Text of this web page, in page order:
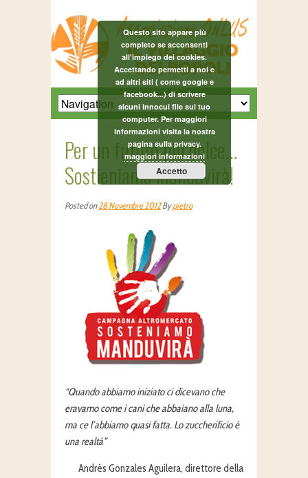
Per un futuro più dolce…
Sostieniamo Manduvirà!
Posted on28 Novembre 2012Bypietro
“Quando abbiamo iniziato ci dicevano che
eravamo come i cani che abbaiano alla luna,
ma ce l’abbiamo quasi fatta. Lo zuccherificio è
una realtà”
Andrès Gonzales Aguilera, direttore della
Questo sito appare più
completo se acconsenti
all'impiego dei cookies.
Accettando permetti a noi e
ad altri siti ( come google e
facebook...) di scrivere
alcuni innocui file sul tuo
computer. Per maggiori
informazioni visita la nostra
pagina sulla privacy.
maggiori informazioni
Accetto